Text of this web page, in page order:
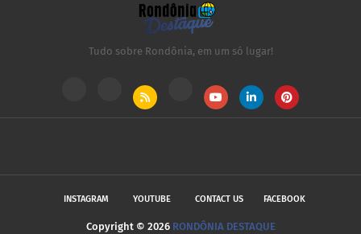
Tudo sobre Rondônia, em um só lugar!
INSTAGRAM YOUTUBE CONTACT US FACEBOOK
Copyright © 2026 RONDÔNIA DESTAQUE